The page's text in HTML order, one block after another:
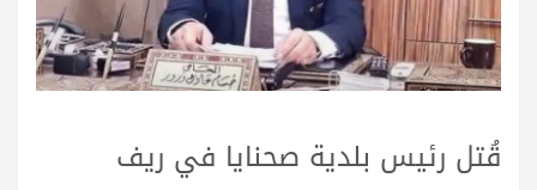
قُتل رئيس بلدية صحنايا في ريف